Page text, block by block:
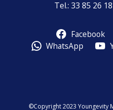
Tel.: 33 85 26
Facebook
WhatsApp
©Copyright 2023 Youngevity